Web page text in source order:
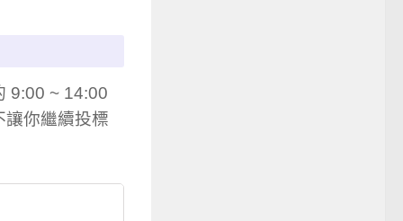
9:00 ~ 14:00
讓你繼續投標